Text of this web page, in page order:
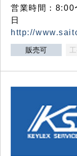
営業時間：8:00
日
http://
販売可